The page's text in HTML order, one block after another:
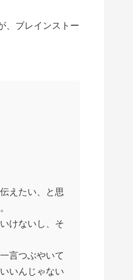
、ブレインストー
えたい、と思
けないし、そ
言つぶやいて
いんじゃない